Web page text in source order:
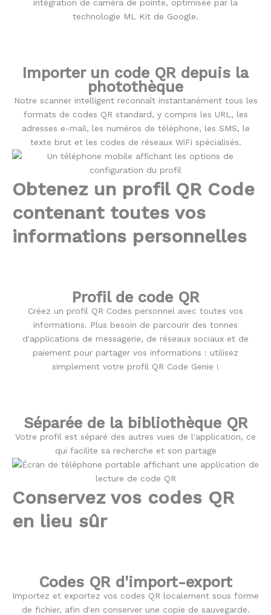
intégration de caméra de pointe, optimisée par la
technologie ML Kit de Google.
Importer un code QR depuis la
photothèque
Notre scanner intelligent reconnaît instantanément tous les
formats de codes QR standard, y compris les URL, les
adresses e-mail, les numéros de téléphone, les SMS, le
texte brut et les codes de réseaux WiFi spécialisés.
Obtenez un profil QR Code
contenant toutes vos
informations personnelles
Profil de code QR
Créez un profil QR Codes personnel avec toutes vos
informations. Plus besoin de parcourir des tonnes
d'applications de messagerie, de réseaux sociaux et de
paiement pour partager vos informations : utilisez
simplement votre profil QR Code Genie !
Séparée de la bibliothèque QR
Votre profil est séparé des autres vues de l'application, ce
qui facilite sa recherche et son partage
Conservez vos codes QR
en lieu sûr
Codes QR d'import-export
Importez et exportez vos codes QR localement sous forme
de fichier, afin d'en conserver une copie de sauvegarde.